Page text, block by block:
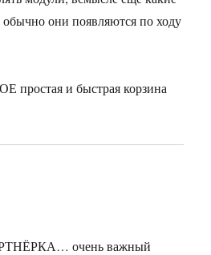
они появляются по ходу
простая и быстрая корзина
очень важный